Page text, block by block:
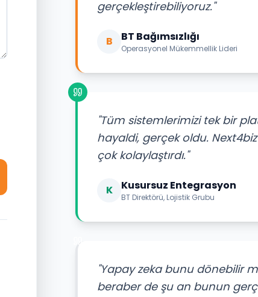
gerçekleştirebiliyoruz."
B BT Bağımsızlığı
Operasyonel Mükemmellik Lideri
"Tüm sistemlerimizi tek bir
hayaldi, gerçek oldu.
çok kolaylaştırdı."
K Kusursuz Entegrasyon
BT Direktörü, Lojistik Grubu
"Yapay zeka bunu dönebilir
beraber de şu an bunun